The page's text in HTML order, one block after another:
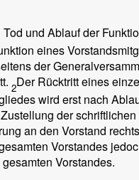
und Ablauf der
eines
der
2Der Rücktritt eines
wird erst nach
der schriftlichen
an den Vorstand
Vorstandes
Vorstandes.